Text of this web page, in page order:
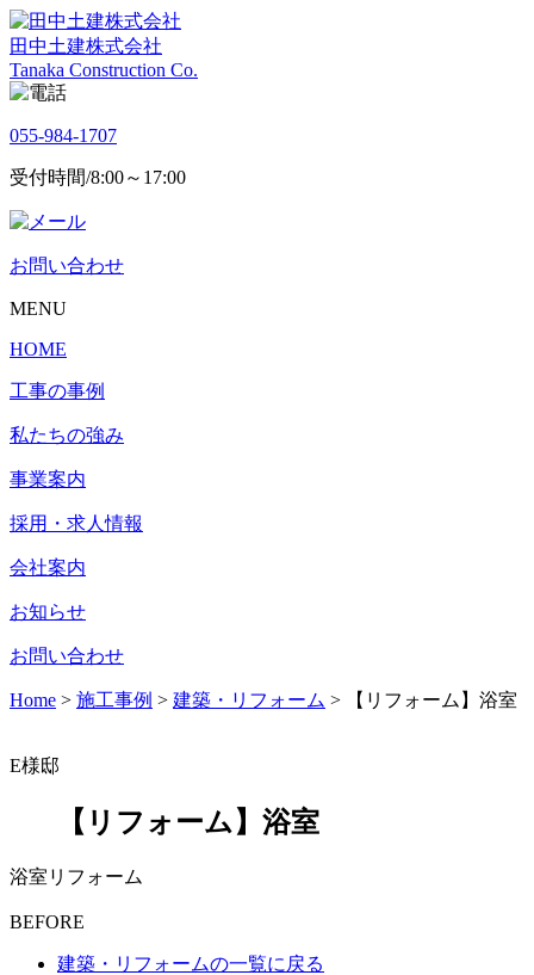
田中土建株式会社
Tanaka Construction Co.
055-984-1707
受付時間/8:00～17:00
お問い合わせ
MENU
HOME
工事の事例
私たちの強み
事業案内
採用・求人情報
会社案内
お知らせ
お問い合わせ
Home > 施工事例 > 建築・リフォーム > 【リフォーム】浴室
E様邸
【リフォーム】浴室
浴室リフォーム
BEFORE
建築・リフォームの一覧に戻る